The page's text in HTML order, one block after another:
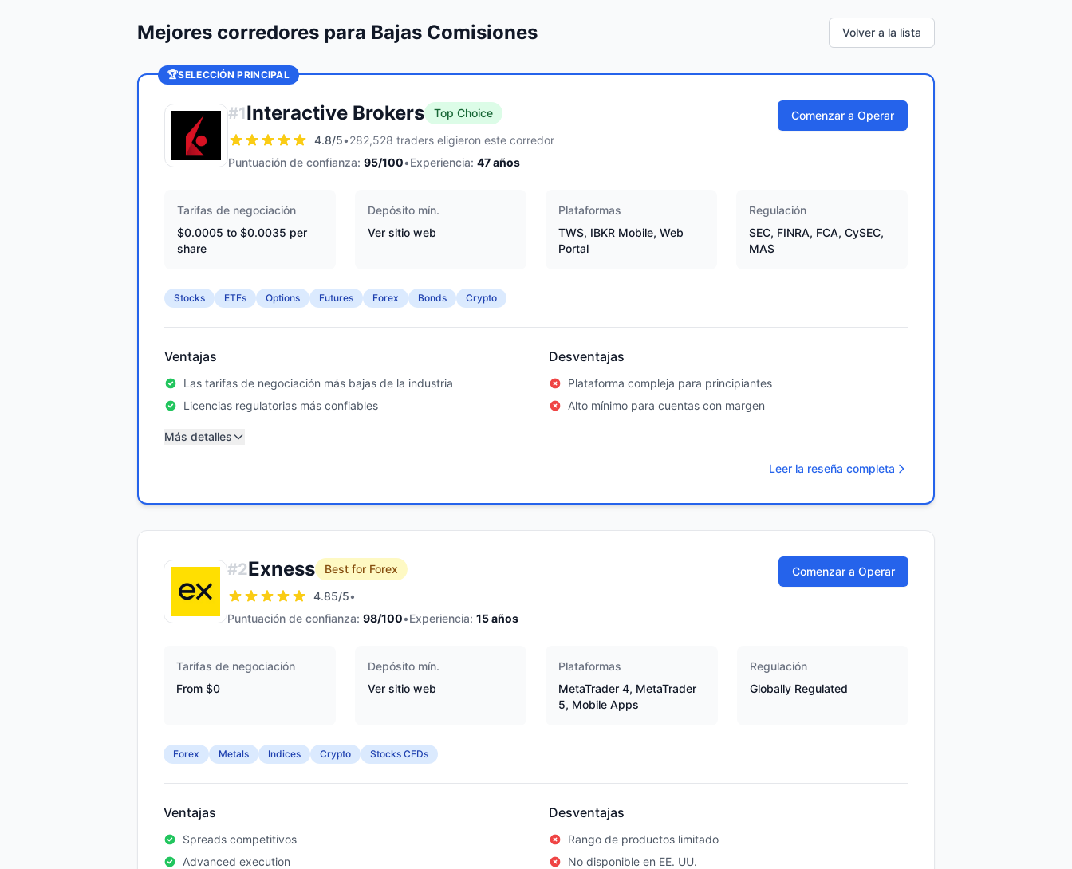
Mejores corredores para Bajas Comisiones Volver a la lista
🏆SELECCIÓN PRINCIPAL
#1Interactive Brokers
Top Choice
4.8/5•282,528 traders eligieron este corredor
Puntuación de confianza: 95/100•Experiencia: 47años
Comenzar a Operar
Tarifas de negociación
$0.0005 to $0.0035 per
share
Depósito mín.
Ver sitio web
Plataformas
TWS, IBKR Mobile, Web
Portal
Regulación
SEC, FINRA, FCA, CySEC,
MAS
Stocks ETFs Options Futures Forex Bonds Crypto
Ventajas
Las tarifas de negociación más bajas de la industria
Licencias regulatorias más confiables
Desventajas
Plataforma compleja para principiantes
Alto mínimo para cuentas con margen
Más detalles
Leer la reseña completa
#2Exness
Best for Forex
4.85/5•
Puntuación de confianza: 98/100•Experiencia: 15años
Comenzar a Operar
Tarifas de negociación
From $0
Depósito mín.
Ver sitio web
Plataformas
MetaTrader 4, MetaTrader
5, Mobile Apps
Regulación
Globally Regulated
Forex Metals Indices Crypto Stocks CFDs
Ventajas
Spreads competitivos
Advanced execution
Desventajas
Rango de productos limitado
No disponible en EE. UU.